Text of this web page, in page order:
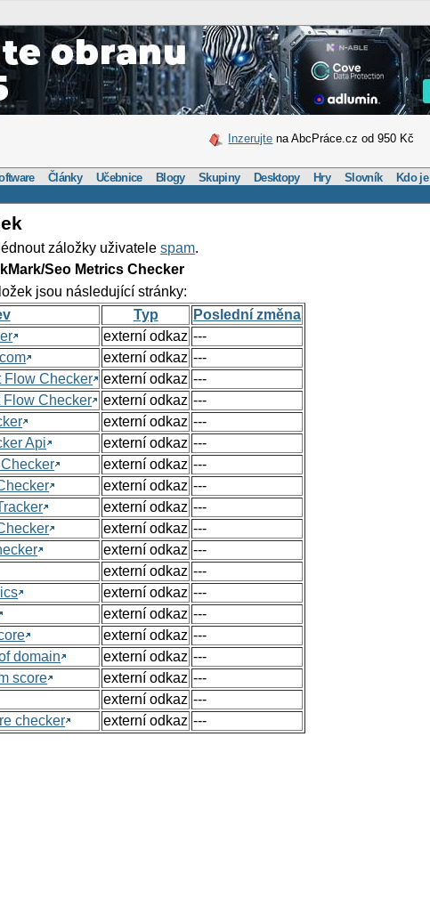
Inzerujte na AbcPráce.cz od 950 Kč
Články Učebnice Blogy Skupiny Desktopy Hry Slovník Kdo je
záložky uživatelespam.
Seo Metrics Checker
jsou následující stránky:
Typ
Poslední změna
externí odkaz ---
externí odkaz ---
Flow Checker
externí odkaz ---
Flow Checker
externí odkaz ---
externí odkaz ---
Api
externí odkaz ---
externí odkaz ---
externí odkaz ---
externí odkaz ---
externí odkaz ---
externí odkaz ---
externí odkaz ---
externí odkaz ---
externí odkaz ---
externí odkaz ---
domain
externí odkaz ---
score
externí odkaz ---
externí odkaz ---
checker
externí odkaz ---